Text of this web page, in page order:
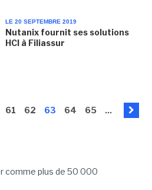
LE 20 SEPTEMBRE 2019
Nutanix fournit ses solutions
HCI à Filiassur
61 62 63 64 65 ...
comme plus de 50 000